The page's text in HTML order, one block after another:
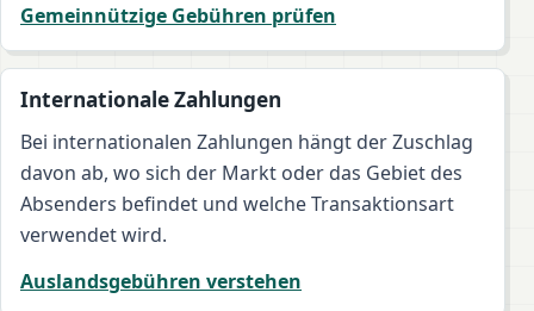
Gemeinnützige Gebühren prüfen
Internationale Zahlungen
Bei internationalen Zahlungen hängt der Zuschlag
davon ab, wo sich der Markt oder das Gebiet des
Absenders befindet und welche Transaktionsart
verwendet wird.
Auslandsgebühren verstehen